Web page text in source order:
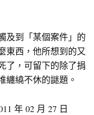
到「某個案件」的
東西，他所想到的又
了，可留下的除了捐
纏繞不休的謎題。
年 02 月 27 日